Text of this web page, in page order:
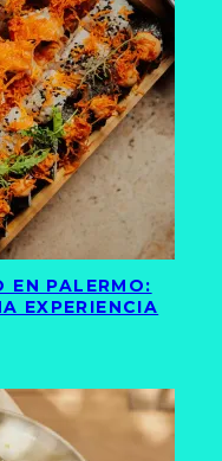
EN PALERMO:
EXPERIENCIA